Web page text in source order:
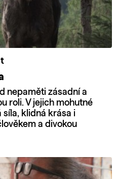
nepaměti zásadní a
roli. V jejich mohutné
klidná krása i
a divokou